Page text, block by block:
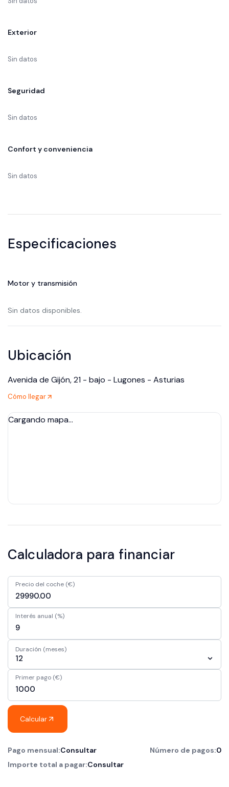
Exterior
Sin datos
Seguridad
Sin datos
Confort y conveniencia
Sin datos
Especificaciones
Motor y transmisión
Sin datos disponibles.
Ubicación
Avenida de Gijón, 21 - bajo - Lugones - Asturias
Cómo llegar
Cargando mapa…
Calculadora para financiar
Precio del coche (€)
Interés anual (%)
Duración (meses)
12
Primer pago (€)
Calcular
Pago mensual:Consultar Número de pagos:0
Importe total a pagar:Consultar